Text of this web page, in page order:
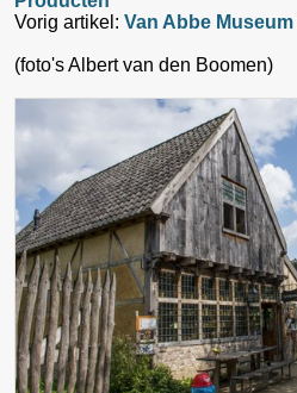
Vorig artikel: Van Abbe Museum
(foto's Albert van den Boomen)